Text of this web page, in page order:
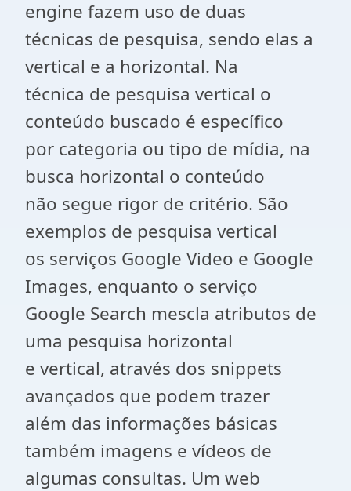
engine fazem uso de duas
técnicas de pesquisa, sendo elas a
vertical e a horizontal. Na
técnica de pesquisa vertical o
conteúdo buscado é específico
por categoria ou tipo de mídia, na
busca horizontal o conteúdo
não segue rigor de critério. São
exemplos de pesquisa vertical
os serviços Google Video e Google
Images, enquanto o serviço
Google Search mescla atributos de
uma pesquisa horizontal
e vertical, através dos snippets
avançados que podem trazer
além das informações básicas
também imagens e vídeos de
algumas consultas. Um web